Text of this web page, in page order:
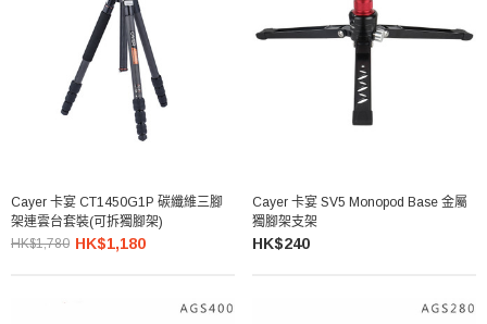
Cayer 卡宴 CT1450G1P 碳纖維三腳
架連雲台套裝(可拆獨腳架)
HK$1,780 HK$1,180
Cayer 卡宴 SV5 Monopod Base 金屬
獨腳架支架
HK$240